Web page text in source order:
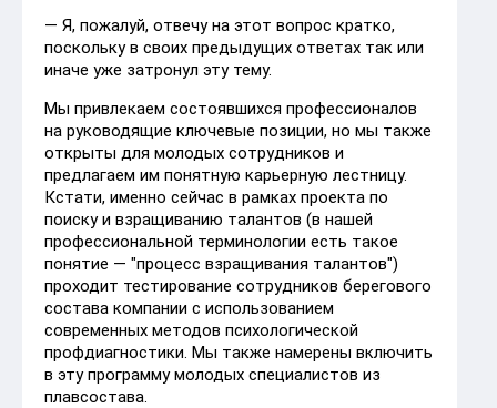
— Я, пожалуй, отвечу на этот вопрос кратко,
поскольку в своих предыдущих ответах так или
иначе уже затронул эту тему.
Мы привлекаем состоявшихся профессионалов
на руководящие ключевые позиции, но мы также
открыты для молодых сотрудников и
предлагаем им понятную карьерную лестницу.
Кстати, именно сейчас в рамках проекта по
поиску и взращиванию талантов (в нашей
профессиональной терминологии есть такое
понятие — "процесс взращивания талантов")
проходит тестирование сотрудников берегового
состава компании с использованием
современных методов психологической
профдиагностики. Мы также намерены включить
в эту программу молодых специалистов из
плавсостава.